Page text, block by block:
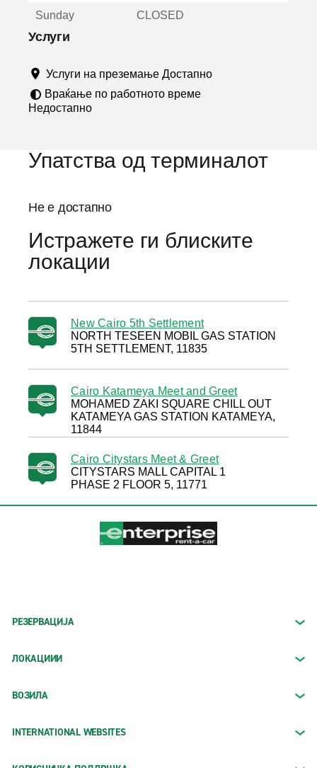
о
р
Sunday CLOSED
Услуги
Услуги на преземање Достапно
Враќање по работното време
Недостапно
Упатства од терминалот
Не е достапно
Истражете ги блиските
локации
New Cairo 5th Settlement
NORTH TESEEN MOBIL GAS STATION
5TH SETTLEMENT, 11835
Cairo Katameya Meet and Greet
MOHAMED ZAKI SQUARE CHILL OUT
KATAMEYA GAS STATION KATAMEYA,
11844
Cairo Citystars Meet & Greet
CITYSTARS MALL CAPITAL 1
PHASE 2 FLOOR 5, 11771
РЕЗЕРВАЦИЈА
ЛОКАЦИИИ
ВОЗИЛА
INTERNATIONAL WEBSITES